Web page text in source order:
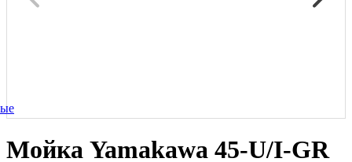
Мойка Yamakawa 45-U/I-GR